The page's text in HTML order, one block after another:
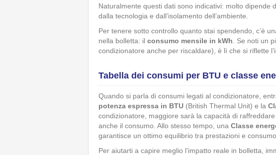
Naturalmente questi dati sono indicativi: molto dipende
dalla tecnologia e dall’isolamento dell’ambiente.
Per tenere sotto controllo quanto stai spendendo, c’è
nella bolletta: il consumo mensile in kWh . Se noti un
condizionatore anche per riscaldare), è lì che si riflette
Tabella dei consumi per BTU e classe
Quando si parla di consumi legati al condizionatore,
potenza espressa in BTU (British Thermal Unit) e la
condizionatore, maggiore sarà la capacità di
anche il consumo. Allo stesso tempo, una Classe
garantisce un ottimo equilibrio tra prestazioni e consumo.
Per aiutarti a capire meglio l’impatto reale in bolletta,